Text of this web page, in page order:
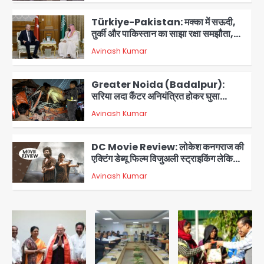
3
Türkiye-Pakistan: मक्का में सऊदी,
तुर्की और पाकिस्तान का साझा रक्षा समझौता,
जानें इसके मायने
Avinash Kumar
4
Greater Noida (Badalpur):
सरिया लदा कैंटर अनियंत्रित होकर घुसा
किराना दुकान में , ड्राइवर की मौत
Avinash Kumar
5
DC Movie Review: लोकेश कनगराज की
एक्टिंग डेब्यू फिल्म विजुअली स्ट्राइकिंग लेकिन
स्क्रीनप्ले में कमजोर, लेकिन कहानी अधूरी रह
गई, 3 स्टार रेटिंग
Avinash Kumar
1
Felix Hospital Noida: फेलिक्स
हॉस्पिटल और नोएडा लोक मंच की पहल, अब
सिर्फ 30 रुपये में मिलेगी 24 घंटे ऑनलाइन
डॉक्टर परामर्श सुविधा
Avinash Kumar